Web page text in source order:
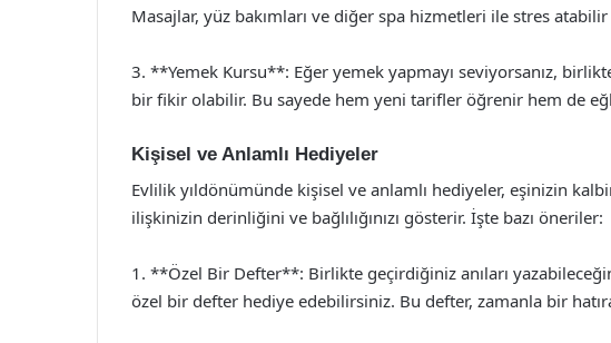
Masajlar, yüz bakımları ve diğer spa hizmetleri ile stres
3. **Yemek Kursu**: Eğer yemek yapmayı seviyorsanız,
bir fikir olabilir. Bu sayede hem yeni tarifler öğrenir hem de
Kişisel ve Anlamlı Hediyeler
Evlilik yıldönümünde kişisel ve anlamlı hediyeler, eşinizin
ilişkinizin derinliğini ve bağlılığınızı gösterir. İşte bazı öneriler:
1. **Özel Bir Defter**: Birlikte geçirdiğiniz anıları
özel bir defter hediye edebilirsiniz. Bu defter, zamanla bir